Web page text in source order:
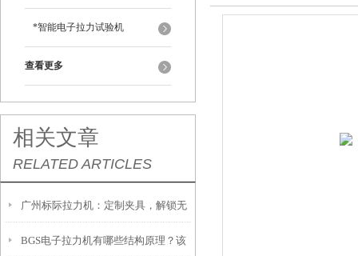
*智能电子拉力试验机
查看更多
相关文章
RELATED ARTICLES
广州标际拉力机：定制夹具，解锁无
限测试可能
BGS电子拉力机有哪些结构原理？该